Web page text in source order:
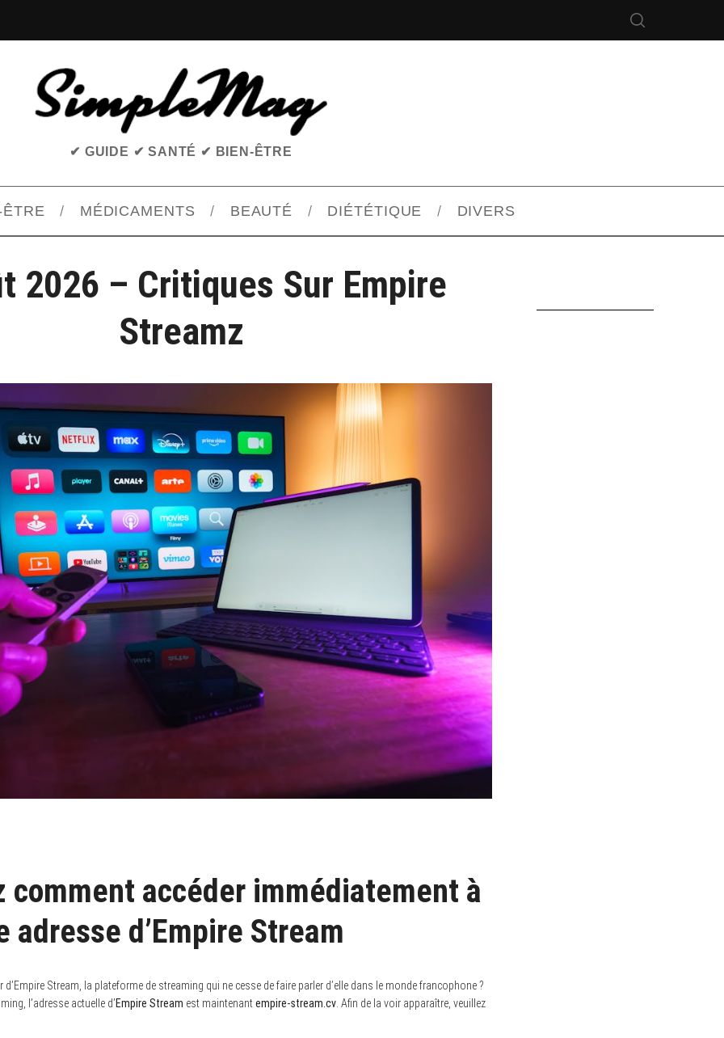
✔ GUIDE ✔ SANTÉ ✔ BIEN-ÊTRE
MÉDICAMENTS BEAUTÉ DIÉTÉTIQUE DIVERS
2026 – Critiques Sur Empire
Streamz
comment accéder immédiatement à
adresse d’Empire Stream
Stream, la plateforme de streaming qui ne cesse de faire parler d’elle dans le monde francophone ?
l’adresse actuelle d’Empire Stream est maintenantempire-stream.cv . Afin de la voir apparaître, veuillez